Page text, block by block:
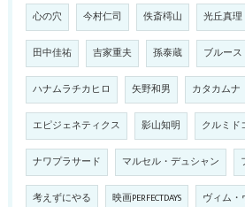
心の穴 今村仁司 佚斎樗山 光丘真理
田中佳祐 吉家重夫 孫泰蔵 ブルー
ハナムラチカヒロ 矢野和男 カタカムナ
エピジェネティクス 影山知明 クルミド
ナワプラサード マルセル・デュシャン
考えずにやる 映画PERFECTDAYS ヴィム・